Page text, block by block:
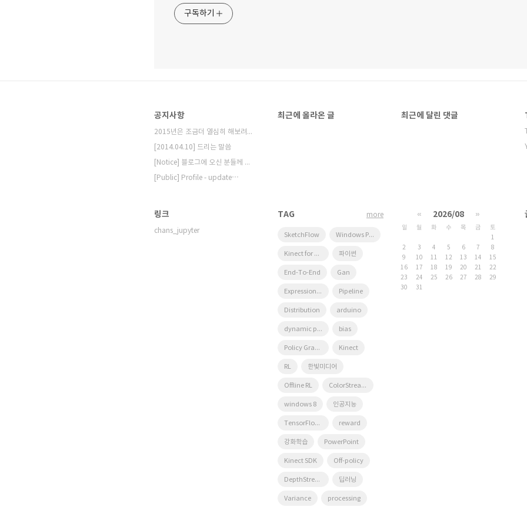
구독하기
공지사항
2015년은 조금더 열심히 해보려고 합니다.
[2014.04.10] 드리는 말씀
[Notice] 블로그에 오신 분들께 드리는 ⋯
[Public] Profile - update⋯
최근에 올라온 글 최근에 달린 댓글
링크
chans_jupyter
TAG
SketchFlow Windows Phone 7
Kinect for windows 파이썬
End-To-End Gan
Expression Blend 4 Pipeline
Distribution arduino
dynamic programming bias
Policy Gradient Kinect
RL 한빛미디어
Offline RL ColorStream
windows 8 인공지능
TensorFlow Lite reward
강화학습 PowerPoint
Kinect SDK Off-policy
DepthStream 딥러닝
Variance processing
more « 2026/08 »
일 월 화 수 목 금
토
1
2
3 4 5 6 7
8
9
10 11 12 13 14
15
16
17 18 19 20 21
22
23
24 25 26 27 28
29
30
31